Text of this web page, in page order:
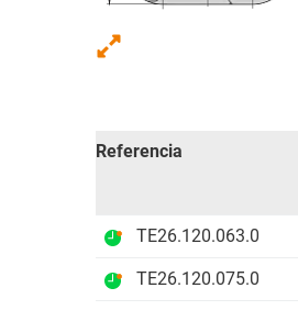
Referencia
TE26.120.063.0
TE26.120.075.0